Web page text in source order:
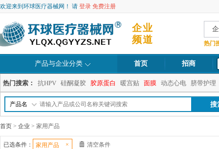
欢迎来到环球医疗器械网！ 请 登录 免费注册
企业
频道
热门
产品与企业分类 首页 招商
热门搜索： 抗HPV 硅酮凝胶 胶原蛋白 暖宫贴 面膜 动态心电 脐带护理
产品名
首页 > 企业 > 家用产品
已选条件： ×
家用产品 清空条件